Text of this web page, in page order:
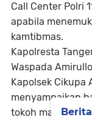
Call Center Polri
apabila
kamtibmas.
Kapolresta
Waspada
Kapolsek Cikupa
menyampaikan
tokoh